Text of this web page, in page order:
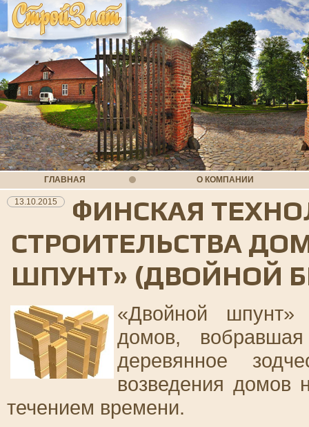
ГЛАВНАЯ О КОМПАНИИ
13.10.2015
ФИНСКАЯ
СТРОИТЕЛЬСТВА
ШПУНТ» (ДВОЙНОЙ
«Двойной шпунт»
домов,
деревянное
возведения домов
течением времени.